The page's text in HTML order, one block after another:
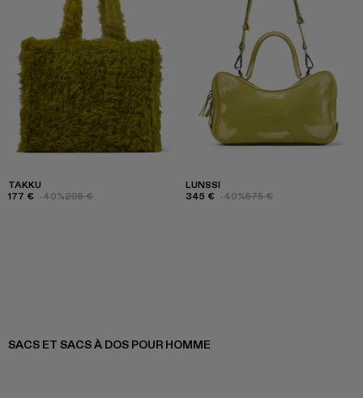
TAKKU
177 € -40%295 €
LUNSSI
345 € -40%575 €
SACS ET SACS À DOS POUR HOMME